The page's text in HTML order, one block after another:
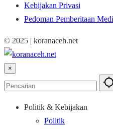
Kebijakan Privasi
Pedoman Pemberitaan
© 2025 | koranaceh.net
×
Politik & Kebijakan
Politik